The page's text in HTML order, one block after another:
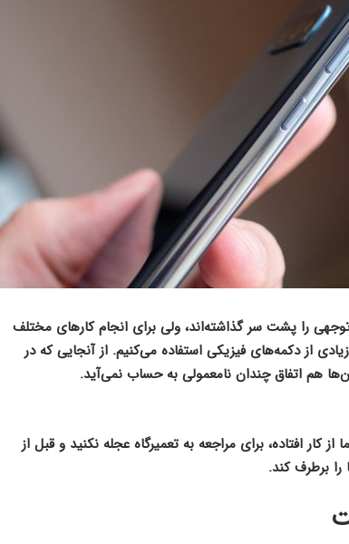
را پشت سر گذاشته‌اند، ولی برای انجام کارهای مختلف
از دکمه‌های فیزیکی استفاده می‌کنیم. از آنجایی که در
هم اتفاق چندان نامعمولی به حساب نمی‌آید.
از کار افتاده، برای مراجعه به تعمیرگاه عجله نکنید و قبل از
برطرف کند.